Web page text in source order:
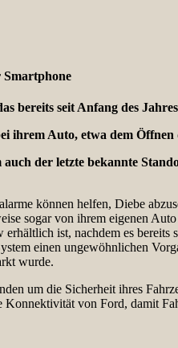
Smartphone
bereits seit Anfang des
ihrem Auto, etwa dem
der letzte bekannte
können helfen, Diebe
sogar von ihrem eigenen
ist, nachdem es
einen ungewöhnlichen
wurde.
um die Sicherheit ihres
von Ford, damit